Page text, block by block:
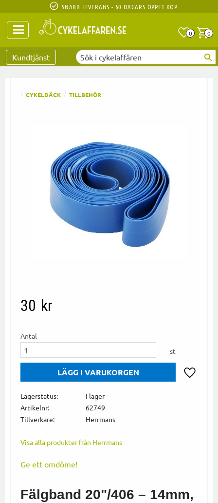
SNABB LEVERANS - 60 DAGARS ÖPPET KÖP
0 0
Kundtjänst
CYKELDÄCK TILLBEHÖR
30 kr
Antal
st
Lagerstatus
I lager
Artikelnr
62749
Tillverkare
Herrmans
Visa alla produkter från Herrmans
Ge ett omdöme!
Fälgband 20"/406 – 14mm,